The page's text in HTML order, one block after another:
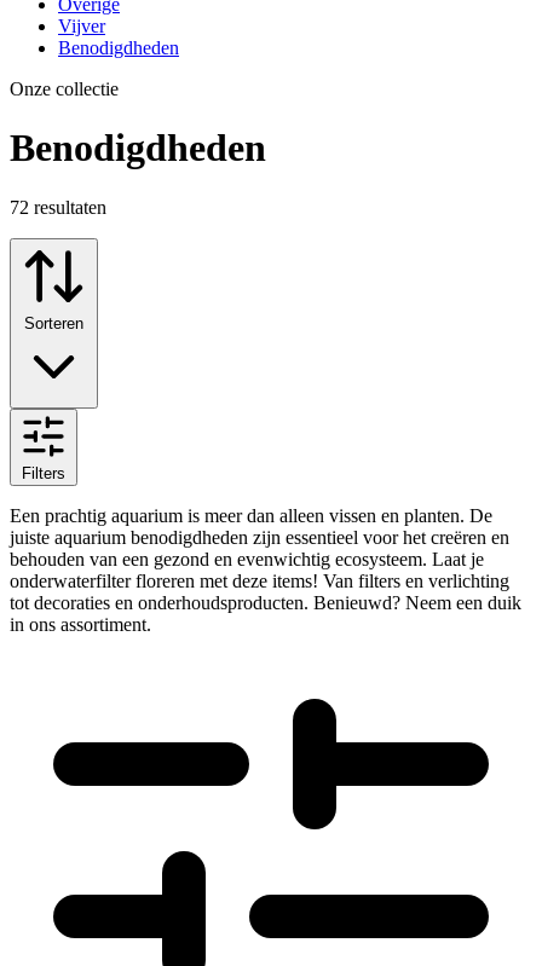
Overige
Vijver
Benodigdheden
Onze collectie
Benodigdheden
72 resultaten
Sorteren
Filters
Een prachtig aquarium is meer dan alleen vissen en planten. De
juiste aquarium benodigdheden zijn essentieel voor het creëren en
behouden van een gezond en evenwichtig ecosysteem. Laat je
onderwaterfilter floreren met deze items! Van filters en verlichting
tot decoraties en onderhoudsproducten. Benieuwd? Neem een duik
in ons assortiment.